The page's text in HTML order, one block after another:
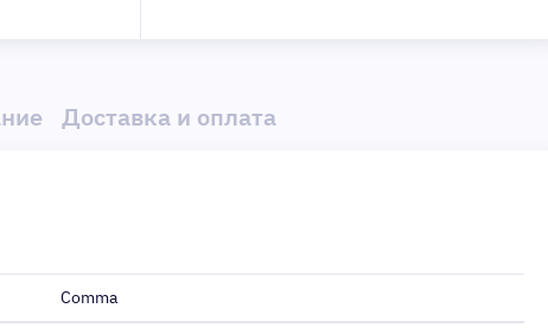
Доставка и оплата
Comma